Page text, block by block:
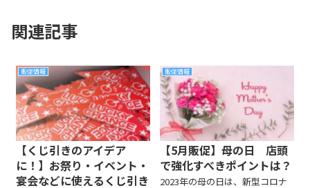
関連記事
販促情報
【くじ引きのアイデア
に！】お祭り・イベント・
宴会などに使えるくじ引き
販促情報
【5月販促】母の日 店頭
で強化すべきポイントは？
2023年の母の日は、新型コロナ